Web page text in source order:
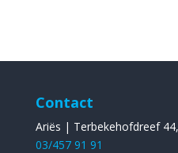
Contact
Ariës | Terbekehofdreef
03/457 91 91